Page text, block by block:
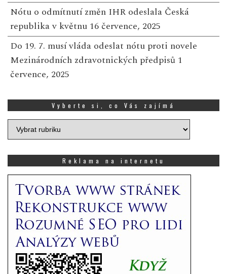
Nótu o odmítnutí změn IHR odeslala Česká
republika v květnu 16 července, 2025
Do 19. 7. musí vláda odeslat nótu proti novele
Mezinárodních zdravotnických předpisů 1
července, 2025
Vyberte si, co Vás zajímá
Vyberte
si,
zajímá
Reklama na internetu